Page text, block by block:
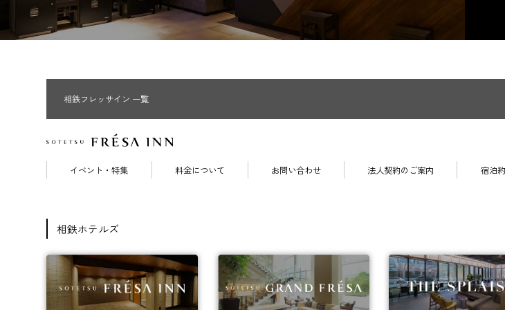
相鉄フレッサイン 一覧
イベント・特集 料金について お問い合わせ 法人契約のご案内 宿泊
相鉄ホテルズ